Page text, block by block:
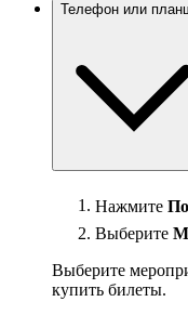
Телефон или
Нажмите
Выберите
Выберите
купить билеты.